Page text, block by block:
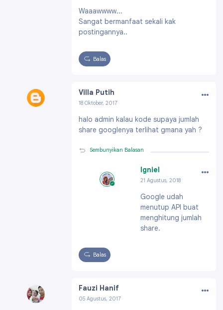
734766428361286
Waaawwww...
Sangat bermanfaat sekali kak
postingannya..
Balas
Villa Putih
18 Oktober, 2017
7304918619541597
…
halo admin kalau kode supaya jumlah
share googlenya terlihat gmana yah ?
Sembunyikan Balasan
Igniel
21 Agustus, 2018
w.blogger.com/pro
file/091991703796
61896200
…
Google udah
menutup API buat
menghitung jumlah
share.
Balas
Fauzi Hanif
05 Agustus, 2017
…